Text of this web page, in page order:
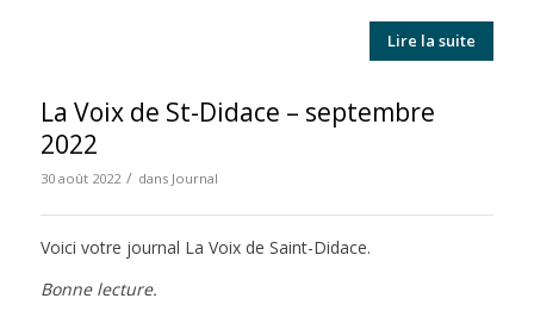
Lire la suite
La Voix de St-Didace – septembre
2022
30 août 2022 / dans Journal
Voici votre journal La Voix de Saint-Didace.
Bonne lecture.